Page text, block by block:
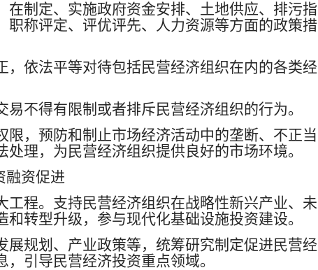
制定、实施政府资金安排、土地供应、排污指
称评定、评优评先、人力资源等方面的政策措
依法平等对待包括民营经济组织在内的各类经
不得有限制或者排斥民营经济组织的行为。
，预防和制止市场经济活动中的垄断、不正当
理，为民营经济组织提供良好的市场环境。
资促进
程。支持民营经济组织在战略性新兴产业、未
转型升级，参与现代化基础设施投资建设。
规划、产业政策等，统筹研究制定促进民营经
引导民营经济投资重点领域。